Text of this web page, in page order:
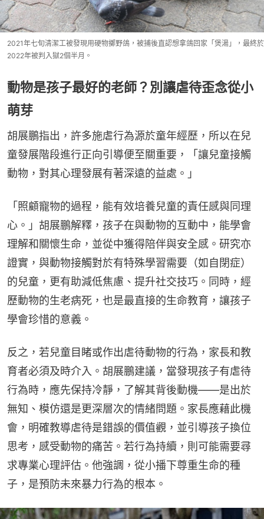
2021年七旬清潔工被發現用硬物擲野鴿，被捕後直認想拿鴿回家「煲湯」，最終於
2022年被判入獄2個半月。
動物是孩子最好的老師？別讓虐待歪念從小
萌芽
胡展鵬指出，許多施虐行為源於童年經歷，所以在兒
童發展階段進行正向引導便至關重要，「讓兒童接觸
動物，對其心理發展有著深遠的益處。」
「照顧寵物的過程，能有效培養兒童的責任感與同理
心。」胡展鵬解釋，孩子在與動物的互動中，能學會
理解和關懷生命，並從中獲得陪伴與安全感。研究亦
證實，與動物接觸對於有特殊學習需要（如自閉症）
的兒童，更有助減低焦慮、提升社交技巧。同時，經
歷動物的生老病死，也是最直接的生命教育，讓孩子
學會珍惜的意義。
反之，若兒童目睹或作出虐待動物的行為，家長和教
育者必須及時介入。胡展鵬建議，當發現孩子有虐待
行為時，應先保持冷靜，了解其背後動機——是出於
無知、模仿還是更深層次的情緒問題。家長應藉此機
會，明確教導虐待是錯誤的價值觀，並引導孩子換位
思考，感受動物的痛苦。若行為持續，則可能需要尋
求專業心理評估。他強調，從小播下尊重生命的種
子，是預防未來暴力行為的根本。